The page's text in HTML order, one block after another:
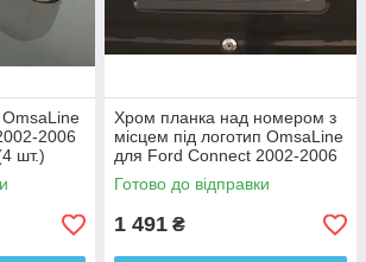
OmsaLine
2006
шт.)
Хром планка над номером з
місцем під логотип OmsaLine
для Ford Connect 2002-2006
нержавіюча сталь
Готово до відправки
1 491 ₴